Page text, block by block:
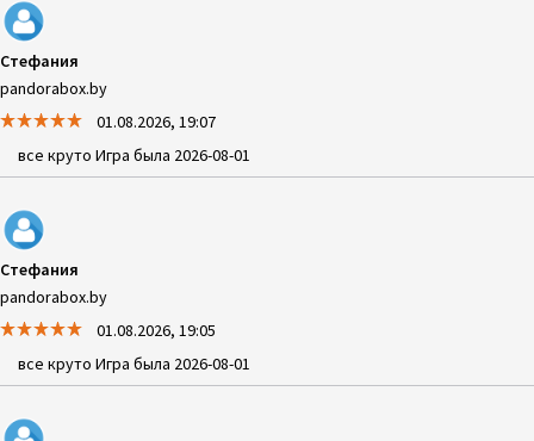
Стефания
pandorabox.by
01.08.2026, 19:07
все круто Игра была 2026-08-01
Стефания
pandorabox.by
01.08.2026, 19:05
все круто Игра была 2026-08-01